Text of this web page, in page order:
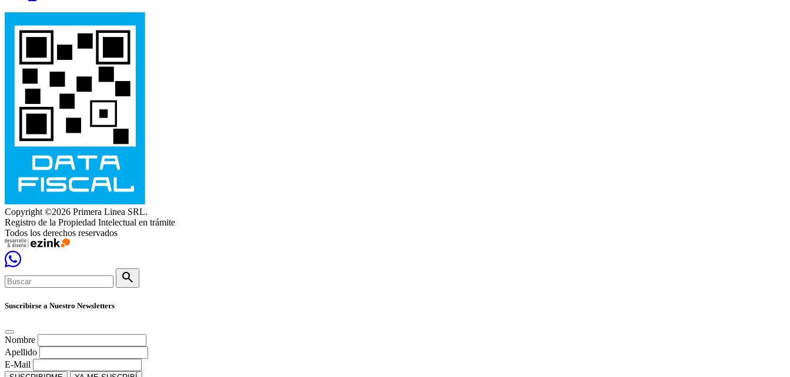
Copyright ©2026 Primera Linea SRL.
Registro de la Propiedad Intelectual en trámite
Todos los derechos reservados
search
Suscribirse a Nuestro Newsletters
Nombre
Apellido
E-Mail